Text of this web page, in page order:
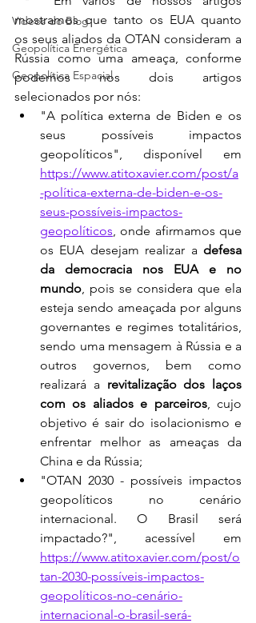
Vídeos do Blog
Geopolítica Energética
Geopolítica Espacial
mostramos que tanto os EUA quanto
os seus aliados da OTAN consideram a
Rússia como uma ameaça, conforme
podemos nos dois artigos
selecionados por nós:
"A política externa de Biden e os
seus possíveis impactos
https://www.atitoxavier.com/post/a
-política-externa-de-biden-e-os-
seus-possíveis-impactos-
geopolíticos, onde afirmamos que
os EUA desejam realizar a defesa
da democracia nos EUA e no
mundo, pois se considera que ela
esteja sendo ameaçada por alguns
governantes e regimes totalitários,
sendo uma mensagem à Rússia e a
outros governos, bem como
realizará a revitalização dos laços
com os aliados e parceiros, cujo
objetivo é sair do isolacionismo e
enfrentar melhor as ameaças da
China e da Rússia;
"OTAN 2030 - possíveis impactos
geopolíticos no cenário
internacional. O Brasil será
https://www.atitoxavier.com/post/o
tan-2030-possíveis-impactos-
geopolíticos-no-cenário-
internacional-o-brasil-será-